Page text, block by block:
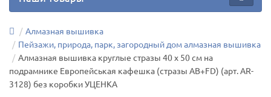
Алмазная вышивка
Пейзажи, природа, парк, загородный дом алмазная вышивка
Алмазная вышивка круглые стразы 40 х 50 см на
подрамнике Европейськая кафешка (стразы AB+FD) (арт. AR-
3128) без коробки УЦЕНКА